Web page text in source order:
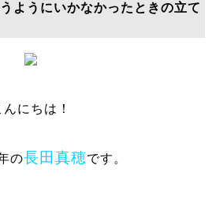
うにいかなかったときの立て
んにちは！
の長田真穂です。